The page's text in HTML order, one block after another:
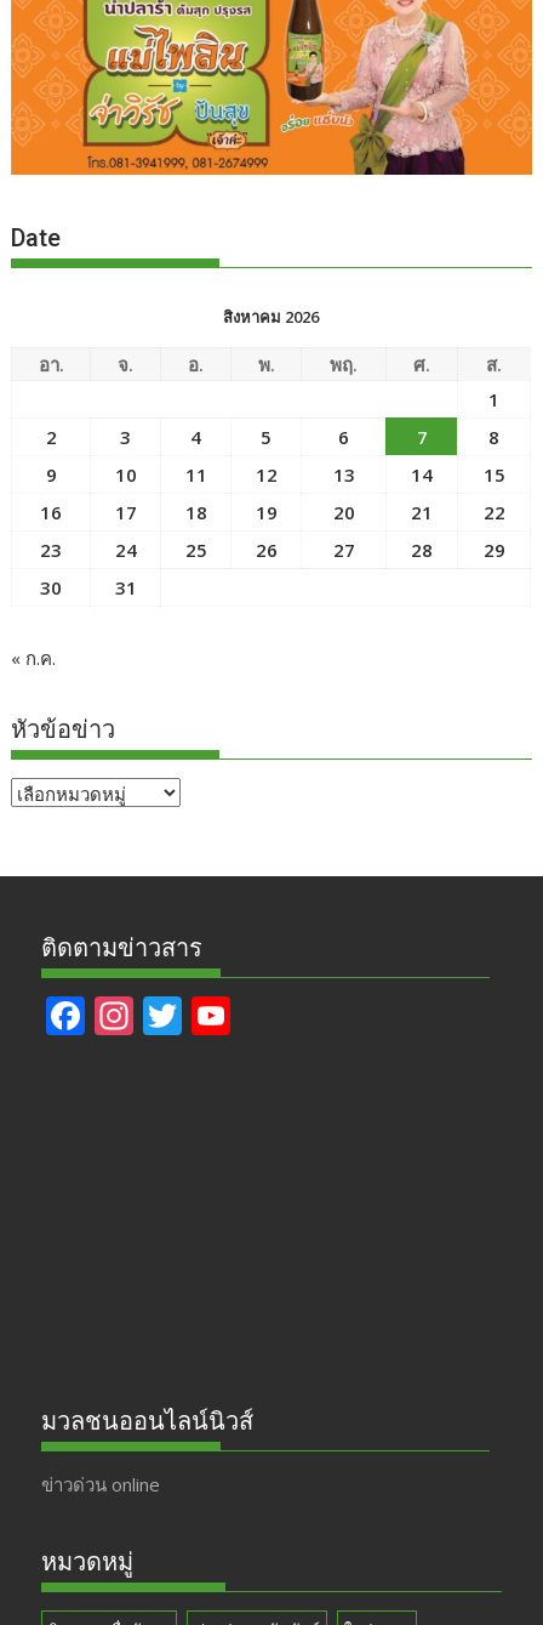
Date
สิงหาคม 2026
อา. จ. อ. พ. พฤ. ศ.
ส.
1
2
3 4 5 6 7
8
9
10 11 12 13 14
15
16
17 18 19 20 21
22
23
24 25 26 27 28
29
30
31
« ก.ค.
หัวข้อข่าว
หัวข้อ
ติดตามข่าวสาร
F In T
มวลชนออนไลน์นิวส์
ข่าวด่วน online
หมวดหมู่